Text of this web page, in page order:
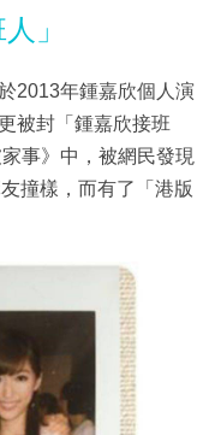
」
2013年鍾嘉欣個人演
被封「鍾嘉欣接班
事》中，被網民發現
撞樣，而有了「港版